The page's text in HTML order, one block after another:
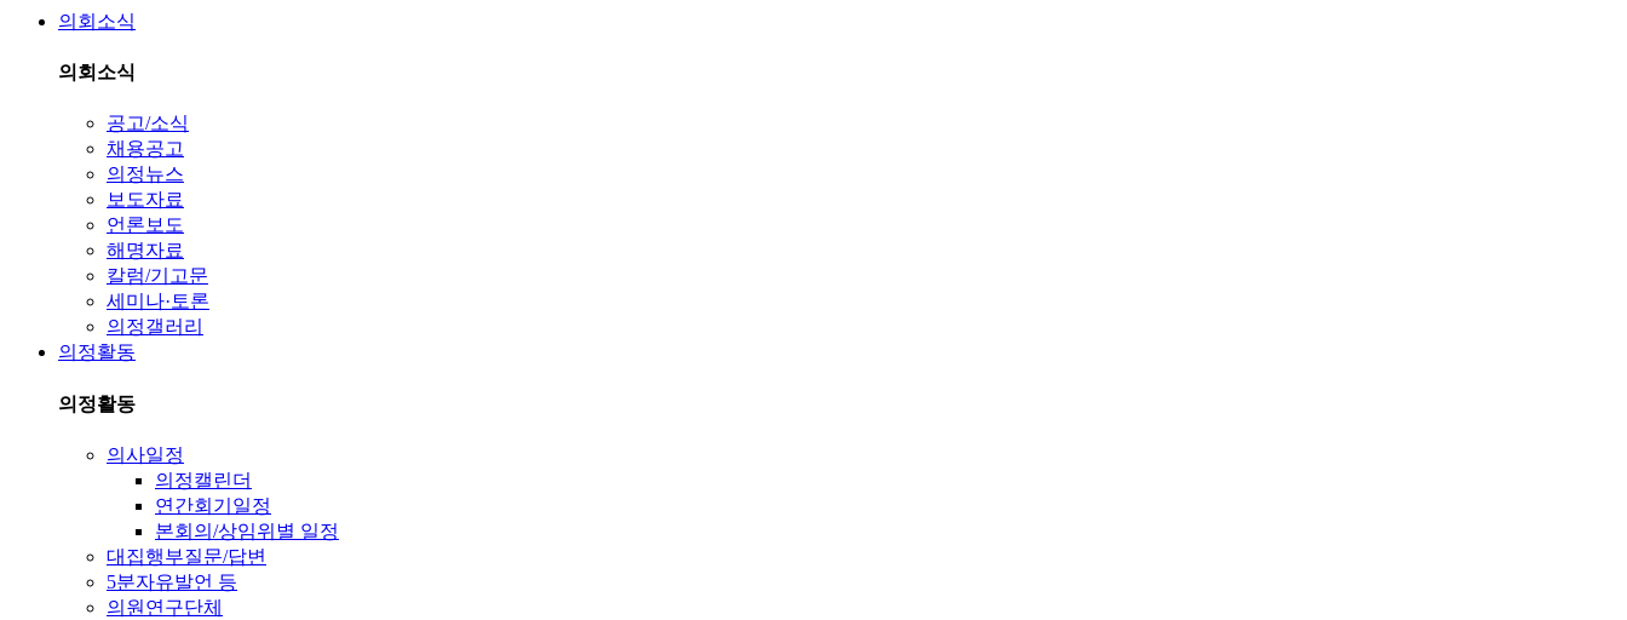
의회소식
의회소식
공고/소식
채용공고
의정뉴스
보도자료
언론보도
해명자료
칼럼/기고문
세미나·토론
의정갤러리
의정활동
의정활동
의사일정
의정캘린더
연간회기일정
본회의/상임위별 일정
대집행부질문/답변
5분자유발언 등
의원연구단체